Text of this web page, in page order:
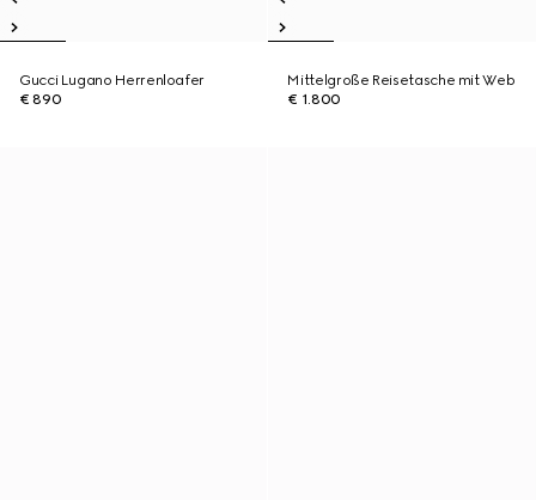
Gucci Lugano Herrenloafer
€ 890
Mittelgroße Reisetasche mit Web
€ 1.800